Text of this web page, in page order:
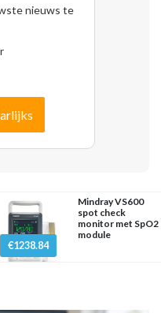
nieuws te
€1238.84
Mindray VS600
spot check
monitor met SpO2
module